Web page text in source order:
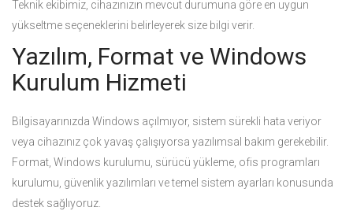
Teknik ekibimiz, cihazınızın mevcut durumuna göre en uygun
yükseltme seçeneklerini belirleyerek size bilgi verir.
Yazılım, Format ve Windows
Kurulum Hizmeti
Bilgisayarınızda Windows açılmıyor, sistem sürekli hata veriyor
veya cihazınız çok yavaş çalışıyorsa yazılımsal bakım gerekebilir.
Format, Windows kurulumu, sürücü yükleme, ofis programları
kurulumu, güvenlik yazılımları ve temel sistem ayarları konusunda
destek sağlıyoruz.